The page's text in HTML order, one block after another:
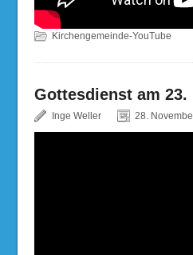
Kirchengemeinde-YouTube
Gottesdienst am 23.
Inge Weller 28.